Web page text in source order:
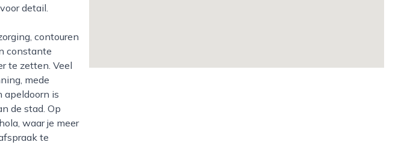
detail.
constante
te zetten. Veel
mede
apeldoorn is
de stad. Op
waar je meer
te